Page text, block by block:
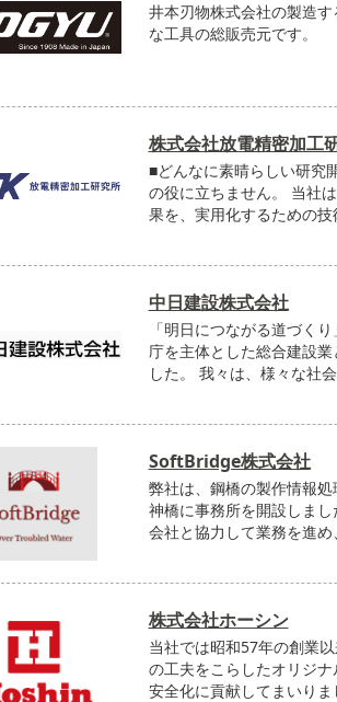
井本刃物株式会社の製造
な工具の総販売元です。
株式会社放電精密加工
■どんなに素晴らしい研究
の役に立ちません。 当社
果を、実用化するための
中日建設株式会社
「明日につながる道づく
庁を主体とした総合建設
した。 我々は、様々な社
SoftBridge株式会社
弊社は、鋼橋の製作情報
神橋に事務所を開設しま
会社と協力して業務を進
株式会社ホーシン
当社では昭和57年の創業
の工夫をこらしたオリジ
安全化に貢献してまいり